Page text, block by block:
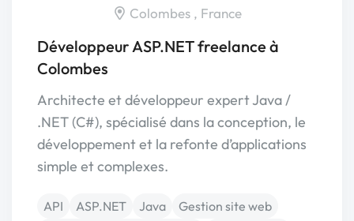
Colombes , France
Développeur ASP.NET freelance à
Colombes
Architecte et développeur expert Java /
.NET (C#), spécialisé dans la conception, le
développement et la refonte d’applications
simple et complexes.
API ASP.NET Java
Gestion site web